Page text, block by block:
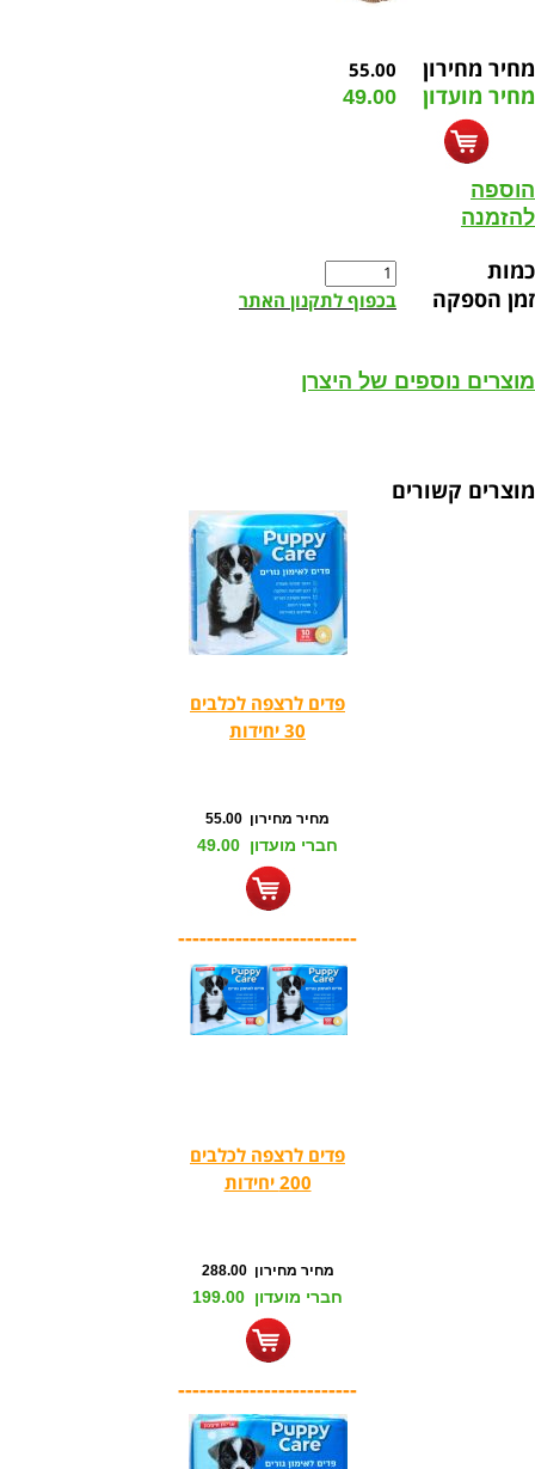
מחיר מחירון 55.00
מחיר מועדון 49.00
הוספה
להזמנה
כמות
זמן הספקה
בכפוף לתקנון האתר
מוצרים נוספים של היצרן
מוצרים קשורים
פדים לרצפה לכלבים
30 יחידות
מחיר מחירון 55.00
חברי מועדון 49.00
-------------------------
פדים לרצפה לכלבים
200 יחידות
מחיר מחירון 288.00
חברי מועדון 199.00
-------------------------